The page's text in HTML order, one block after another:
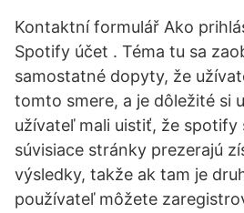
Kontaktní formulář Ako
Spotify účet . Téma tu sa
samostatné dopyty, že
tomto smere, a je dôležité si
užívateľ mali uistiť, že spotify
súvisiace stránky prezerajú
výsledky, takže ak tam je
používateľ môžete